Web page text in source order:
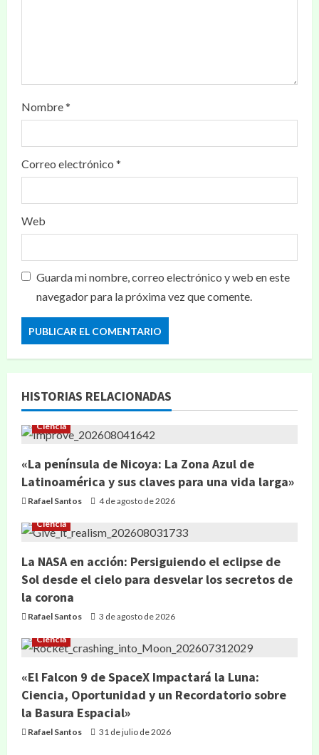
Nombre*
Correo electrónico *
Web
Guarda mi nombre, correo electrónico y web en este
navegador para la próxima vez que comente.
HISTORIAS RELACIONADAS
Ciencia
«La península de Nicoya: La Zona Azul de
Latinoamérica y sus claves para una vida larga»
Rafael Santos 4 de agosto de 2026
Ciencia
La NASA en acción: Persiguiendo el eclipse de
Sol desde el cielo para desvelar los secretos de
la corona
Rafael Santos 3 de agosto de 2026
Ciencia
«El Falcon 9 de SpaceX Impactará la Luna:
Ciencia, Oportunidad y un Recordatorio sobre
la Basura Espacial»
Rafael Santos 31 de julio de 2026